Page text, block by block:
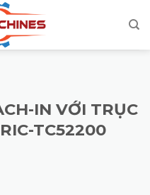
IN VỚI TRỤC
TC52200